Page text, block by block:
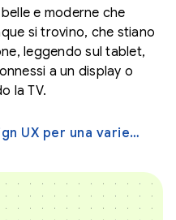
e moderne che
si trovino, che stiano
leggendo sul tablet,
a un display o
la TV.
Trai ispirazione dai design UX per una varietà di schermi →